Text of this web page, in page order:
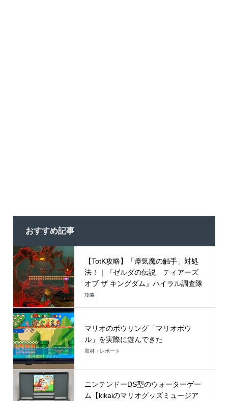
おすすめ記事
【TotK攻略】「瘴気魔の触手」対処
法！｜『ゼルダの伝説 ティアーズ
オブ ザ キングダム』ハイラル調査隊
攻略
マリオのボウリング「マリオボウ
ル」を実際に遊んできた
取材・レポート
ニンテンドーDS型のウォーターゲー
ム【kikaiのマリオグッズミュージア